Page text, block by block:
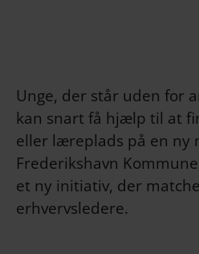
Unge, der står uden for
kan snart få hjælp til at
eller læreplads på en ny
Frederikshavn
et ny initiativ, der
erhvervsledere.